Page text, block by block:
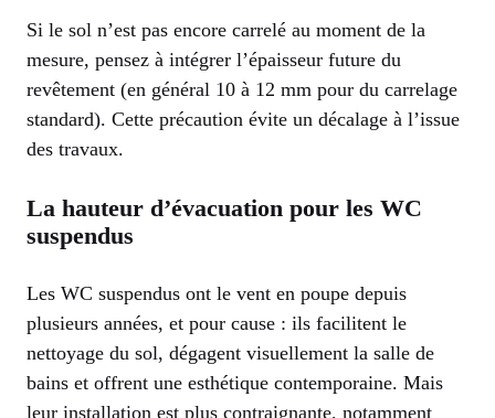
Si le sol n’est pas encore carrelé au moment de la
mesure, pensez à intégrer l’épaisseur future du
revêtement (en général 10 à 12 mm pour du carrelage
standard). Cette précaution évite un décalage à l’issue
des travaux.
La hauteur d’évacuation pour les WC
suspendus
Les WC suspendus ont le vent en poupe depuis
plusieurs années, et pour cause : ils facilitent le
nettoyage du sol, dégagent visuellement la salle de
bains et offrent une esthétique contemporaine. Mais
leur installation est plus contraignante, notamment